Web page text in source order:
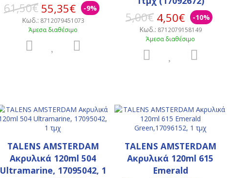
61,50€ 55,35€
-9%
Κωδ.: 8712079451073
Άμεσα διαθέσιμο
5,00€ 4,50€
-10%
Κωδ.: 8712079158149
Άμεσα διαθέσιμο
TALENS AMSTERDAΜ
Ακρυλικά 120ml 504
Ultramarine, 17095042, 1
TALENS AMSTERDAΜ
Ακρυλικά 120ml 615
Emerald